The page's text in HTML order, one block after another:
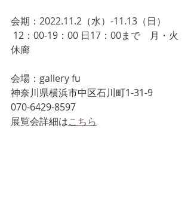
会期：2022.11.2（水）-11.13（日）
休廊
会場：gallery fu
神奈川県横浜市中区石川町1-31-9
070-6429-8597
展覧会詳細はこちら